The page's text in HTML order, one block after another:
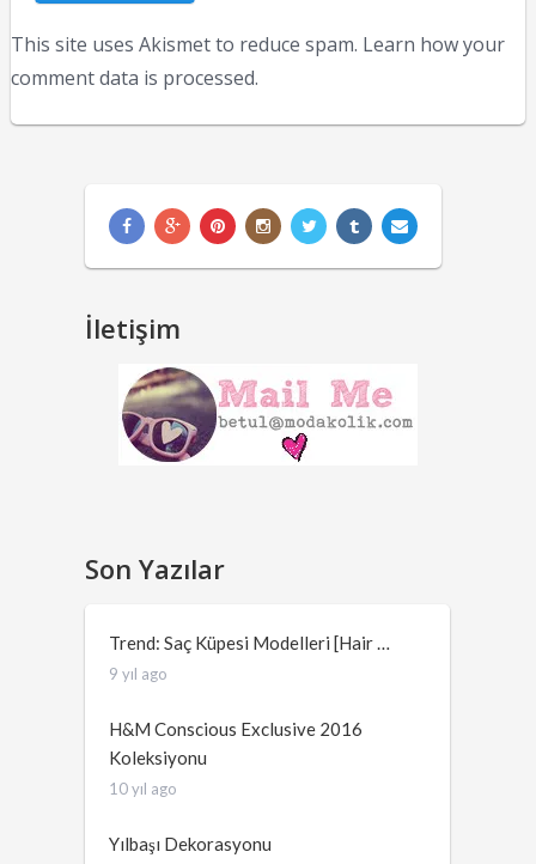
This site uses Akismet to reduce spam. Learn how your
comment data is processed.
İletişim
Son Yazılar
Trend: Saç Küpesi Modelleri [Hair …
9 yıl ago
H&M Conscious Exclusive 2016
Koleksiyonu
10 yıl ago
Yılbaşı Dekorasyonu